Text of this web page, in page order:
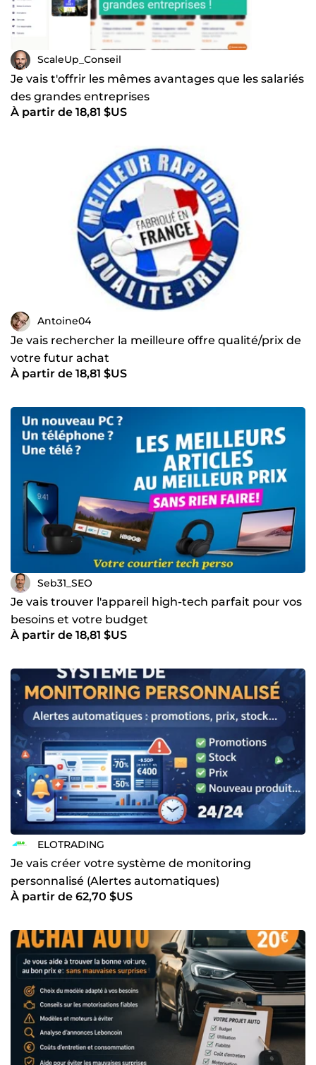
ScaleUp_Conseil
Je vais t'offrir les mêmes avantages que les salariés
des grandes entreprises
À partir de 18,81 $US
Antoine04
Je vais rechercher la meilleure offre qualité/prix de
votre futur achat
À partir de 18,81 $US
Seb31_SEO
Je vais trouver l'appareil high-tech parfait pour vos
besoins et votre budget
À partir de 18,81 $US
ELOTRADING
Je vais créer votre système de monitoring
personnalisé (Alertes automatiques)
À partir de 62,70 $US